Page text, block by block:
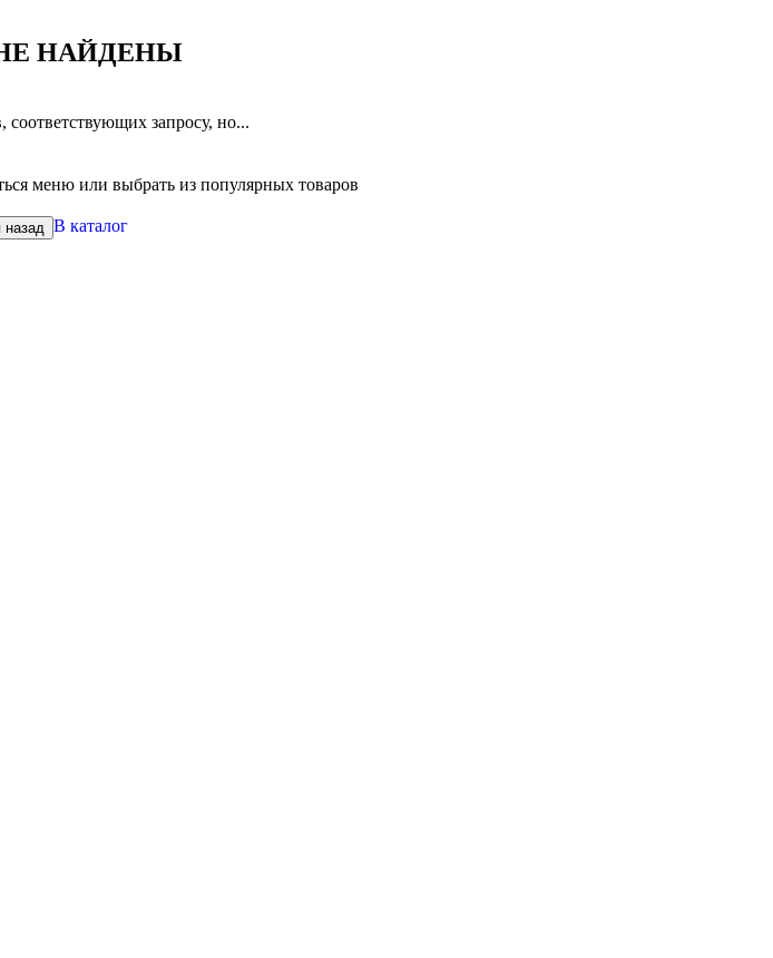
НАЙДЕНЫ
запросу, но...
меню или выбрать из популярных товаров
назад В каталог